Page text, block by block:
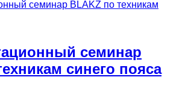
семинар
синего пояса